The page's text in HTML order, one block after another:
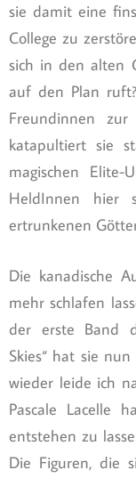
sie damit eine
College zu
sich in den alten
auf den Plan
Freundinnen
katapultiert sie
magischen
HeldInnen hier
ertrunkenen
Die kanadische
mehr schlafen
der erste Band
Skies“ hat sie
wieder leide ich
Pascale Lacelle
entstehen zu
Die Figuren, die